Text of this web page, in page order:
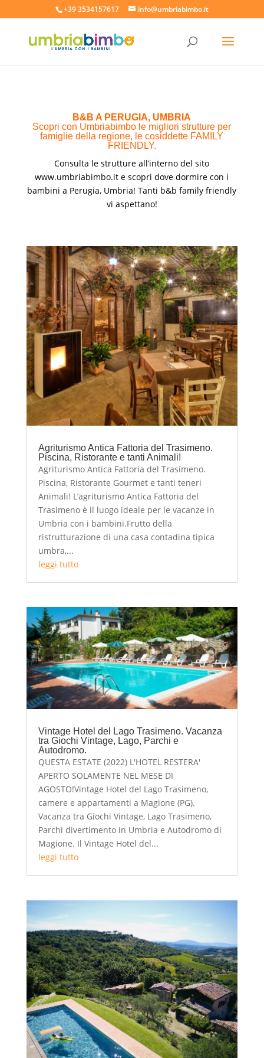
+39 3534157617 info@umbriabimbo.it
B&B A PERUGIA, UMBRIA
Scopri con Umbriabimbo le migliori strutture per
famiglie della regione, le cosiddette FAMILY
FRIENDLY.
Consulta le strutture all’interno del sito
www.umbriabimbo.it e scopri dove dormire con i
bambini a Perugia, Umbria! Tanti b&b family friendly
vi aspettano!
Agriturismo Antica Fattoria del Trasimeno.
Piscina, Ristorante e tanti Animali!
Agriturismo Antica Fattoria del Trasimeno.
Piscina, Ristorante Gourmet e tanti teneri
Animali! L’agriturismo Antica Fattoria del
Trasimeno è il luogo ideale per le vacanze in
Umbria con i bambini.Frutto della
ristrutturazione di una casa contadina tipica
umbra,...
leggi tutto
Vintage Hotel del Lago Trasimeno. Vacanza
tra Giochi Vintage, Lago, Parchi e
Autodromo.
QUESTA ESTATE (2022) L'HOTEL RESTERA'
APERTO SOLAMENTE NEL MESE DI
AGOSTO!Vintage Hotel del Lago Trasimeno,
camere e appartamenti a Magione (PG).
Vacanza tra Giochi Vintage, Lago Trasimeno,
Parchi divertimento in Umbria e Autodromo di
Magione. Il Vintage Hotel del...
leggi tutto